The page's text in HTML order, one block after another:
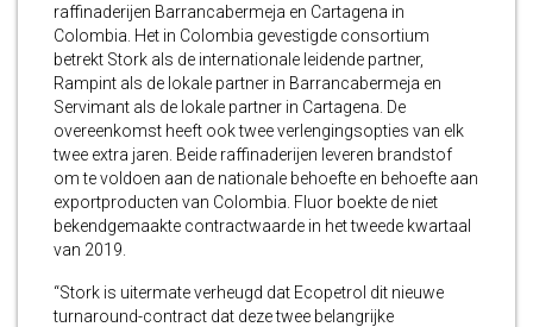
raffinaderijen Barrancabermeja en Cartagena in
Colombia. Het in Colombia gevestigde consortium
betrekt Stork als de internationale leidende partner,
Rampint als de lokale partner in Barrancabermeja en
Servimant als de lokale partner in Cartagena. De
overeenkomst heeft ook twee verlengingsopties van elk
twee extra jaren. Beide raffinaderijen leveren brandstof
om te voldoen aan de nationale behoefte en behoefte aan
exportproducten van Colombia. Fluor boekte de niet
bekendgemaakte contractwaarde in het tweede kwartaal
van 2019.
“Stork is uitermate verheugd dat Ecopetrol dit nieuwe
turnaround-contract dat deze twee belangrijke